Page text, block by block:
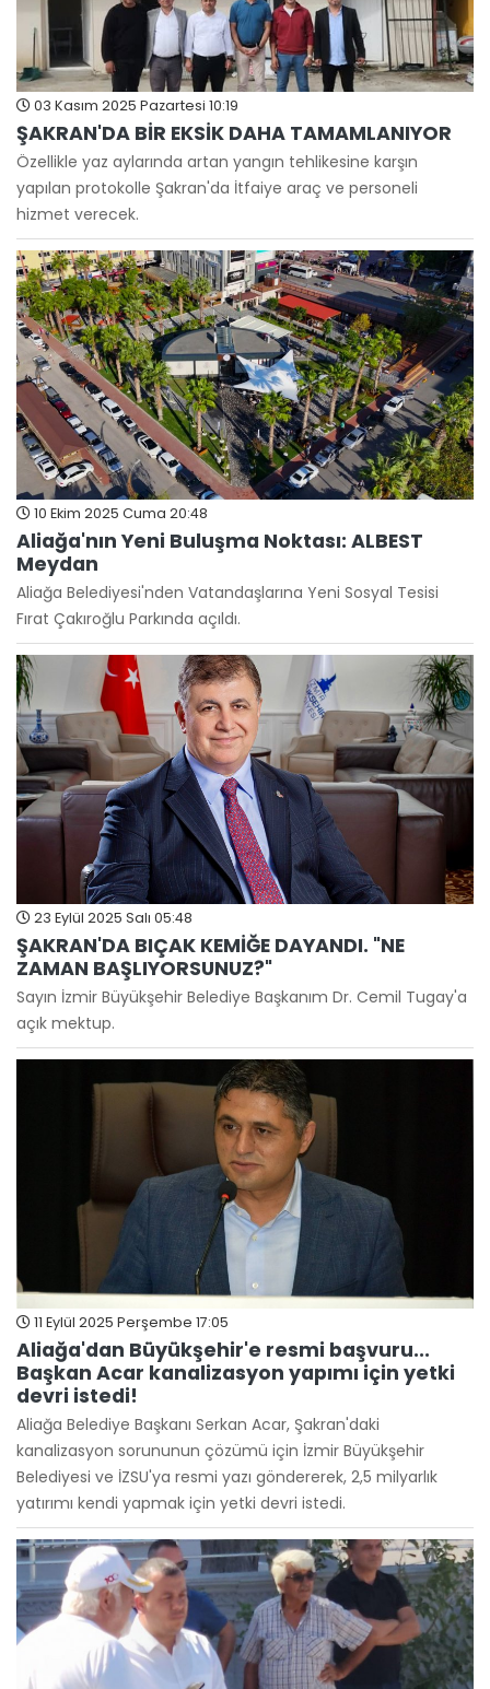
03 Kasım 2025 Pazartesi 10:19
ŞAKRAN'DA BİR EKSİK DAHA TAMAMLANIYOR
Özellikle yaz aylarında artan yangın tehlikesine karşın
yapılan protokolle Şakran'da İtfaiye araç ve personeli
hizmet verecek.
10 Ekim 2025 Cuma 20:48
Aliağa'nın Yeni Buluşma Noktası: ALBEST
Meydan
Aliağa Belediyesi'nden Vatandaşlarına Yeni Sosyal Tesisi
Fırat Çakıroğlu Parkında açıldı.
23 Eylül 2025 Salı 05:48
ŞAKRAN'DA BIÇAK KEMİĞE DAYANDI. "NE
ZAMAN BAŞLIYORSUNUZ?"
Sayın İzmir Büyükşehir Belediye Başkanım Dr. Cemil Tugay'a
açık mektup.
11 Eylül 2025 Perşembe 17:05
Aliağa'dan Büyükşehir'e resmi başvuru...
Başkan Acar kanalizasyon yapımı için yetki
devri istedi!
Aliağa Belediye Başkanı Serkan Acar, Şakran'daki
kanalizasyon sorununun çözümü için İzmir Büyükşehir
Belediyesi ve İZSU'ya resmi yazı göndererek, 2,5 milyarlık
yatırımı kendi yapmak için yetki devri istedi.